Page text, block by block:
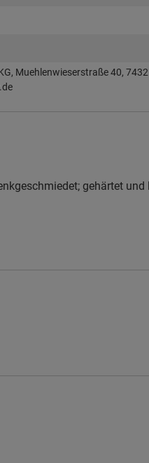
Muehlenwieserstraße 40,
gehärtet und